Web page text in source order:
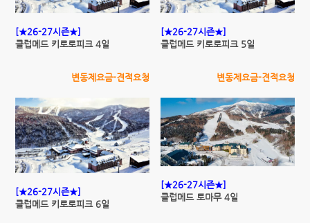
[★26-27시즌★]
클럽메드 키로로피크 4일
변동제요금-견적요청
[★26-27시즌★]
클럽메드 키로로피크 5일
변동제요금-견적요청
[★26-27시즌★]
클럽메드 키로로피크 6일
[★26-27시즌★]
클럽메드 토마무 4일